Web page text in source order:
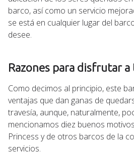
barco, así como un servicio
se está en cualquier lugar del
desee.
Razones para disfrutar a
Como decimos al principio, este
ventajas que dan ganas de
travesía, aunque, naturalmente,
mencionamos diez buenos
Princess y de otros barcos de la
servicios.